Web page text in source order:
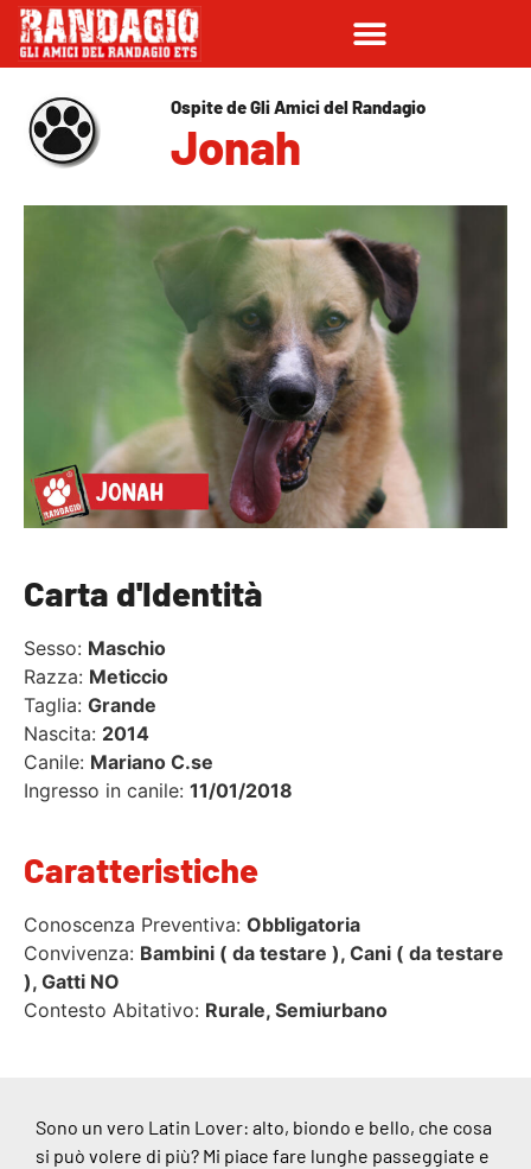
Ospite de Gli Amici del Randagio
Jonah
Carta d'Identità
Sesso: Maschio
Razza: Meticcio
Taglia: Grande
Nascita: 2014
Canile: Mariano C.se
Ingresso in canile: 11/01/2018
Caratteristiche
Conoscenza Preventiva: Obbligatoria
Convivenza: Bambini ( da testare ), Cani ( da testare
), Gatti NO
Contesto Abitativo: Rurale, Semiurbano
Sono un vero Latin Lover: alto, biondo e bello, che cosa
si può volere di più? Mi piace fare lunghe passeggiate e